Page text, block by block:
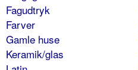
Fagudtryk
Farver
Gamle huse
Keramik/glas